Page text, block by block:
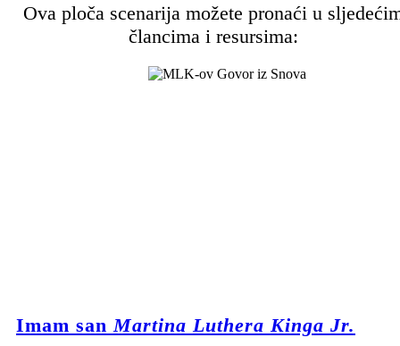
Ova ploča scenarija možete pronaći u
člancima i resursima:
Imam san Martina Luthera Kinga Jr.